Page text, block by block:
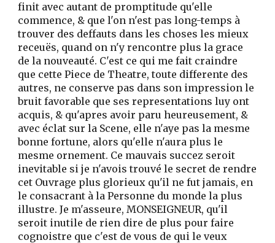
finit avec autant de promptitude qu'elle
commence, & que l'on n'est pas long-temps à
trouver des deffauts dans les choses les mieux
receuës, quand on n'y rencontre plus la grace
de la nouveauté. C'est ce qui me fait craindre
que cette Piece de Theatre, toute differente des
autres, ne conserve pas dans son impression le
bruit favorable que ses representations luy ont
acquis, & qu'apres avoir paru heureusement, &
avec éclat sur la Scene, elle n'aye pas la mesme
bonne fortune, alors qu'elle n'aura plus le
mesme ornement. Ce mauvais succez seroit
inevitable si je n'avois trouvé le secret de rendre
cet Ouvrage plus glorieux qu'il ne fut jamais, en
le consacrant à la Personne du monde la plus
illustre. Je m'asseure, MONSEIGNEUR, qu'il
seroit inutile de rien dire de plus pour faire
cognoistre que c'est de vous de qui le veux